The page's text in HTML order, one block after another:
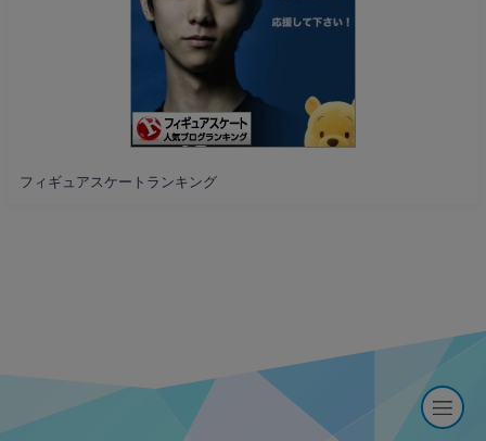
フィギュアスケートランキング